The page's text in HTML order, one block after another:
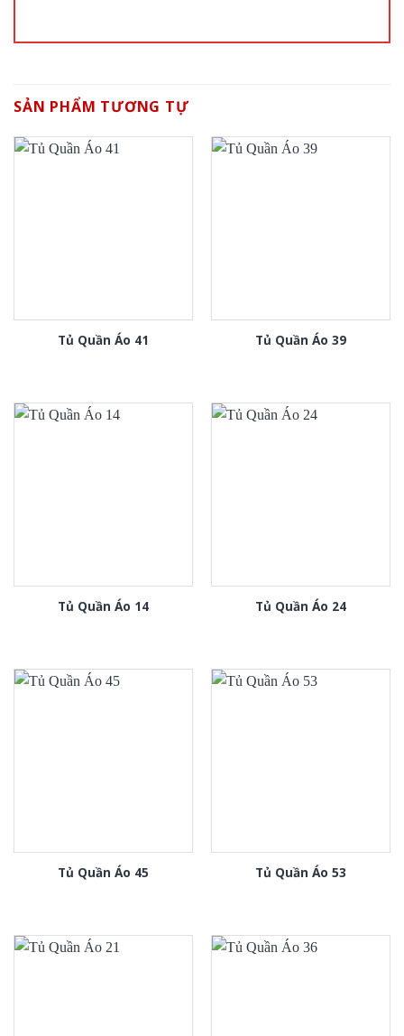
SẢN PHẨM TƯƠNG TỰ
Tủ Quần Áo 41 Tủ Quần Áo 39
Tủ Quần Áo 14 Tủ Quần Áo 24
Tủ Quần Áo 45 Tủ Quần Áo 53